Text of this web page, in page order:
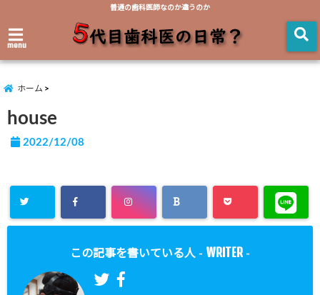
普通の歯科医師なのか違うのか
menu
ホーム
house
2022/12/08
この記事を書いている人 - WRITER -